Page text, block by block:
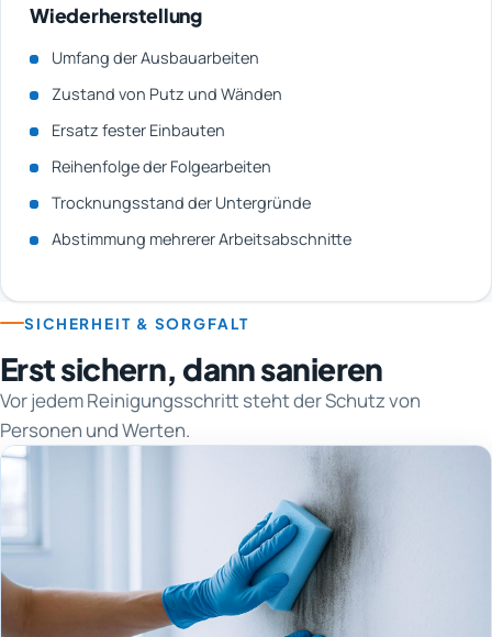
Wiederherstellung
Umfang der Ausbauarbeiten
Zustand von Putz und Wänden
Ersatz fester Einbauten
Reihenfolge der Folgearbeiten
Trocknungsstand der Untergründe
Abstimmung mehrerer Arbeitsabschnitte
SICHERHEIT & SORGFALT
Erst sichern, dann sanieren
Vor jedem Reinigungsschritt steht der Schutz von
Personen und Werten.